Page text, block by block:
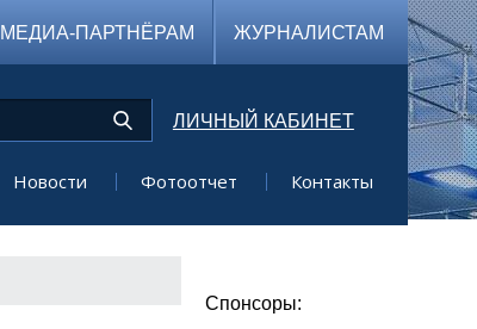
МЕДИА-ПАРТНЁРАМ ЖУРНАЛИСТАМ
ЛИЧНЫЙ КАБИНЕТ
Новости Фотоотчет Контакты
Спонсоры: